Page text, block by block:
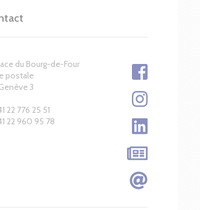
du Bourg-de-Four
postale
Genève 3
22 776 25 51
22 960 95 78